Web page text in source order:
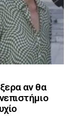
αν θα